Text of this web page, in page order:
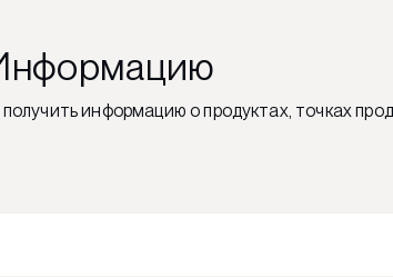
информацию о продуктах, точках